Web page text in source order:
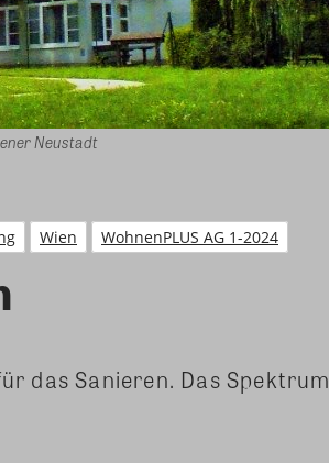
Neustadt
Wien WohnenPLUS AG 1-2024
das Sanieren. Das Spektrum